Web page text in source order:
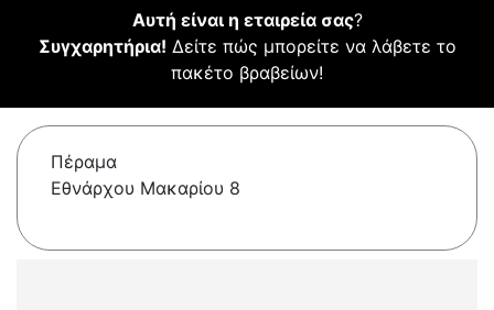
Αυτή είναι η εταιρεία σας?
Συγχαρητήρια! Δείτε πώς μπορείτε να λάβετε το
πακέτο βραβείων!
Πέραμα
Εθνάρχου Μακαρίου 8